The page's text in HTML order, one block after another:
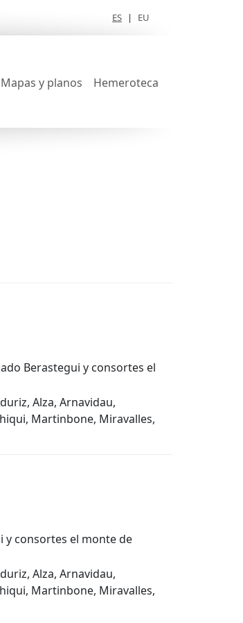
ES | EU
Mapas y planos Hemeroteca
Berastegui y consortes el
Alza, Arnavidau,
Martinbone, Miravalles,
y consortes el monte de
Alza, Arnavidau,
Martinbone, Miravalles,